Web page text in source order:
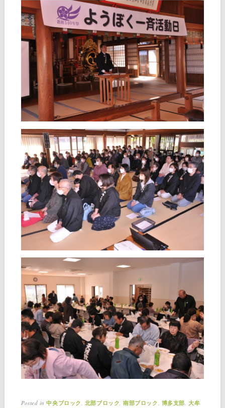
Posted in中央ブロック 北部ブロック ,南部ブロック 博多支部 ,大牟